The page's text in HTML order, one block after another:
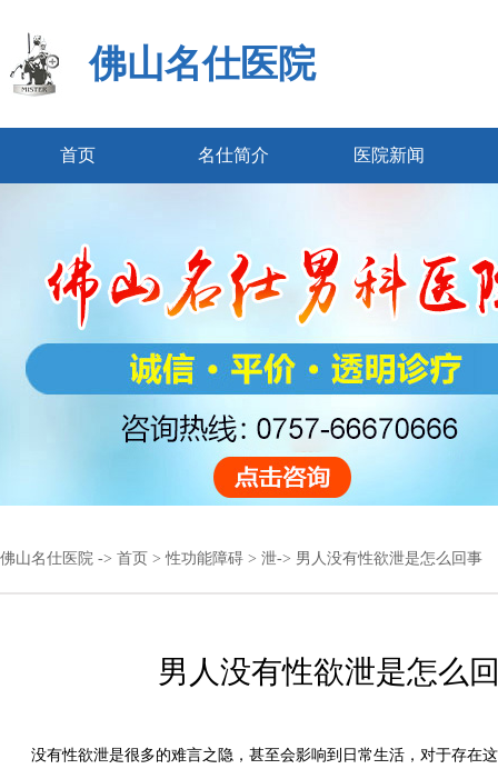
佛山名仕医院
首页 名仕简介 医院新闻
佛山名仕医院 -> 首页 >性功能障碍 > 泄-> 男人没有性欲泄是怎么回事
男人没有性欲泄是怎么
没有性欲泄是很多的难言之隐，甚至会影响到日常生活，对于存在